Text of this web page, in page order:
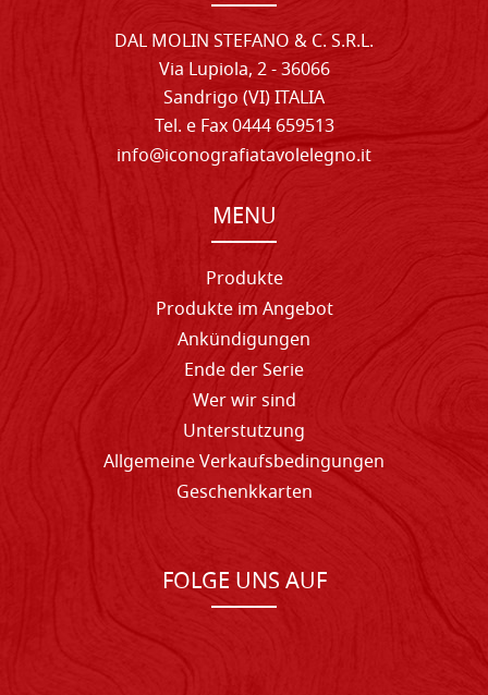
DAL MOLIN STEFANO & C. S.R.L.
Via Lupiola, 2 - 36066
Sandrigo (VI) ITALIA
Tel. e Fax 0444 659513
info@iconografiatavolelegno.it
MENU
Produkte
Produkte im Angebot
Ankündigungen
Ende der Serie
Wer wir sind
Unterstutzung
Allgemeine Verkaufsbedingungen
Geschenkkarten
FOLGE UNS AUF